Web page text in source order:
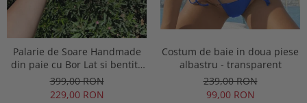
Palarie de Soare Handmade
din paie cu Bor Lat si bentita
colorata detasabila
399,00 RON
229,00 RON
Costum de baie in doua piese
albastru - transparent
239,00 RON
99,00 RON